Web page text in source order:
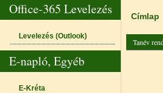
Office-365 Levelezés
Levelezés (Outlook)
E-napló, Egyéb
E-Kréta
Címlap
Tanév